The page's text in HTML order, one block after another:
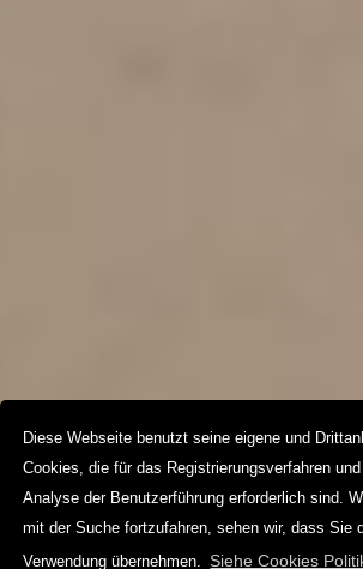
Diese Webseite benutzt seine eigene und
Cookies, die für das Registrierungsverfahren
Analyse der Benutzerführung erforderlich sind.
mit der Suche fortzufahren, sehen wir, dass Sie
Verwendung übernehmen. Siehe Cookies